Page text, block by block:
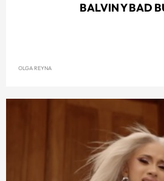
BALVIN Y BAD
OLGA REYNA